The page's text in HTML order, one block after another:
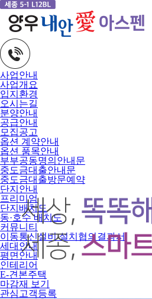
사업안내
사업개요
입지환경
오시는길
분양안내
공급안내
모집공고
옵션 계약안내
옵션 품목안내
부부공동명의안내문
중도금대출안내문
중도금대출방문예약
단지안내
프리미엄
단지배치도
동·호수 배치도
커뮤니티
이동통신설비 설치협의결과서
세대안내
평면안내
인테리어
E-견본주택
마감재 보기
관심고객등록